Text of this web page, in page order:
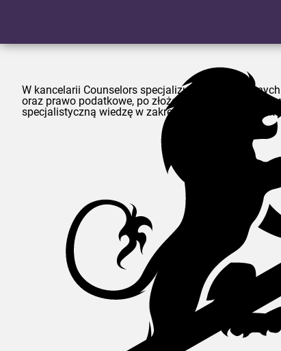
W kancelarii Counselors specjalizujemy się w
oraz prawo podatkowe, po złożone branże, takie
specjalistyczną wiedzę w zakresie własności